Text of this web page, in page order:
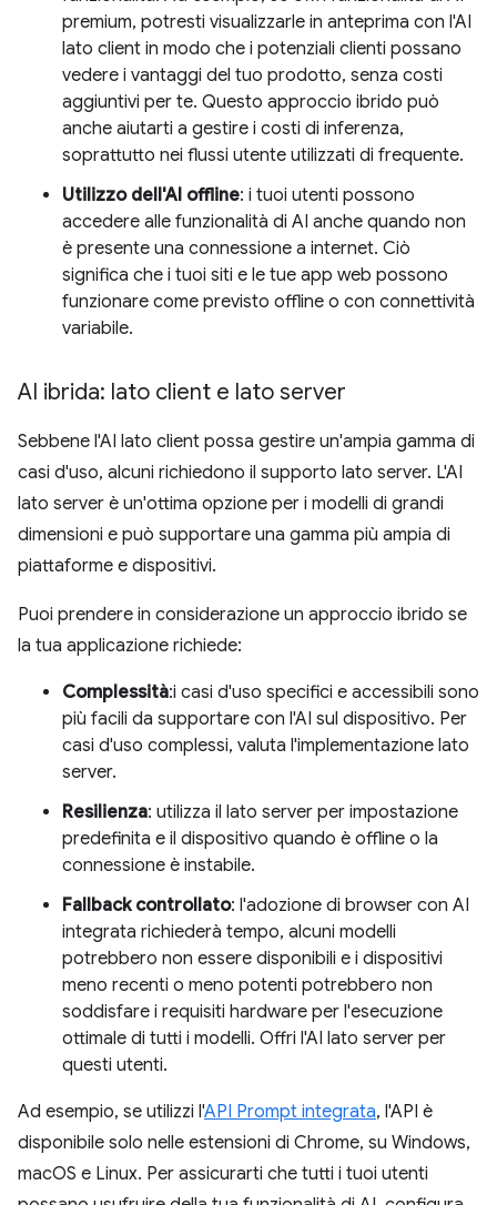
premium, potresti visualizzarle in anteprima con l'AI
lato client in modo che i potenziali clienti possano
vedere i vantaggi del tuo prodotto, senza costi
aggiuntivi per te. Questo approccio ibrido può
anche aiutarti a gestire i costi di inferenza,
soprattutto nei flussi utente utilizzati di frequente.
Utilizzo dell'AI offline: i tuoi utenti possono
accedere alle funzionalità di AI anche quando non
è presente una connessione a internet. Ciò
significa che i tuoi siti e le tue app web possono
funzionare come previsto offline o con connettività
variabile.
AI ibrida: lato client e lato server
Sebbene l'AI lato client possa gestire un'ampia gamma di
casi d'uso, alcuni richiedono il supporto lato server. L'AI
lato server è un'ottima opzione per i modelli di grandi
dimensioni e può supportare una gamma più ampia di
piattaforme e dispositivi.
Puoi prendere in considerazione un approccio ibrido se
la tua applicazione richiede:
Complessità:i casi d'uso specifici e accessibili sono
più facili da supportare con l'AI sul dispositivo. Per
casi d'uso complessi, valuta l'implementazione lato
server.
Resilienza: utilizza il lato server per impostazione
predefinita e il dispositivo quando è offline o la
connessione è instabile.
Fallback controllato: l'adozione di browser con AI
integrata richiederà tempo, alcuni modelli
potrebbero non essere disponibili e i dispositivi
meno recenti o meno potenti potrebbero non
soddisfare i requisiti hardware per l'esecuzione
ottimale di tutti i modelli. Offri l'AI lato server per
questi utenti.
Ad esempio, se utilizzi l'API Prompt integrata, l'API è
disponibile solo nelle estensioni di Chrome, su Windows,
macOS e Linux. Per assicurarti che tutti i tuoi utenti